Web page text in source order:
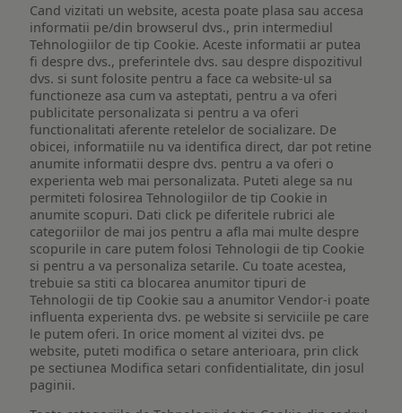
Cand vizitati un website, acesta poate plasa sau accesa
informatii pe/din browserul dvs., prin intermediul
Tehnologiilor de tip Cookie. Aceste informatii ar putea
fi despre dvs., preferintele dvs. sau despre dispozitivul
dvs. si sunt folosite pentru a face ca website-ul sa
functioneze asa cum va asteptati, pentru a va oferi
publicitate personalizata si pentru a va oferi
functionalitati aferente retelelor de socializare. De
obicei, informatiile nu va identifica direct, dar pot retine
anumite informatii despre dvs. pentru a va oferi o
experienta web mai personalizata. Puteti alege sa nu
permiteti folosirea Tehnologiilor de tip Cookie in
anumite scopuri. Dati click pe diferitele rubrici ale
categoriilor de mai jos pentru a afla mai multe despre
scopurile in care putem folosi Tehnologii de tip Cookie
si pentru a va personaliza setarile. Cu toate acestea,
trebuie sa stiti ca blocarea anumitor tipuri de
Tehnologii de tip Cookie sau a anumitor Vendor-i poate
influenta experienta dvs. pe website si serviciile pe care
le putem oferi. In orice moment al vizitei dvs. pe
website, puteti modifica o setare anterioara, prin click
pe sectiunea Modifica setari confidentialitate, din josul
paginii.